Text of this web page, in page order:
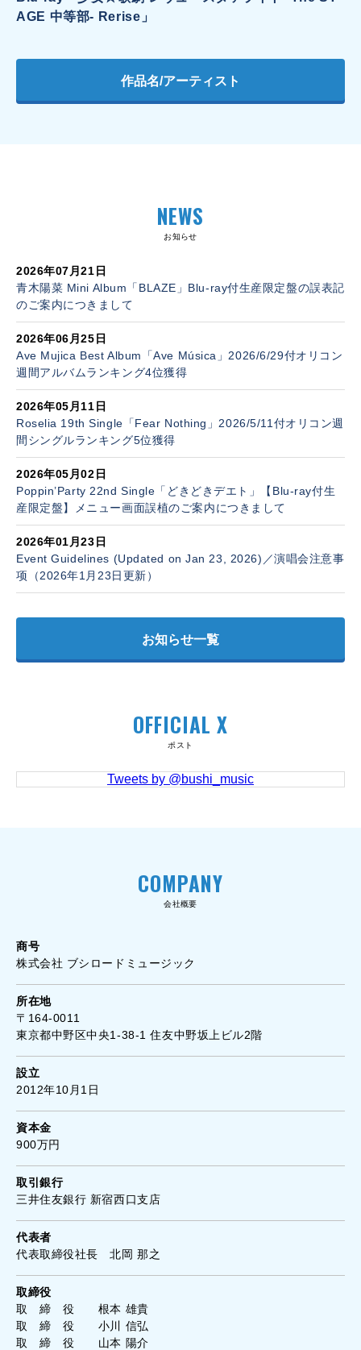
AGE 中等部- Rerise」
作品名/アーティスト
NEWS
お知らせ
2026年07月21日
青木陽菜 Mini Album「BLAZE」Blu-ray付生産限定盤の誤表記
のご案内につきまして
2026年06月25日
Ave Mujica Best Album「Ave Música」2026/6/29付オリコン
週間アルバムランキング4位獲得
2026年05月11日
Roselia 19th Single「Fear Nothing」2026/5/11付オリコン週
間シングルランキング5位獲得
2026年05月02日
Poppin’Party 22nd Single「どきどきデエト」【Blu-ray付生
産限定盤】メニュー画面誤植のご案内につきまして
2026年01月23日
Event Guidelines (Updated on Jan 23, 2026)／演唱会注意事
项（2026年1月23日更新）
お知らせ一覧
OFFICIAL X
ポスト
Tweets by @bushi_music
COMPANY
会社概要
商号
株式会社 ブシロードミュージック
所在地
〒164-0011
東京都中野区中央1-38-1 住友中野坂上ビル2階
設立
2012年10月1日
資本金
900万円
取引銀行
三井住友銀行 新宿西口支店
代表者
代表取締役社長 北岡 那之
取締役
取 締 役 根本 雄貴
取 締 役 小川 信弘
取 締 役 山本 陽介